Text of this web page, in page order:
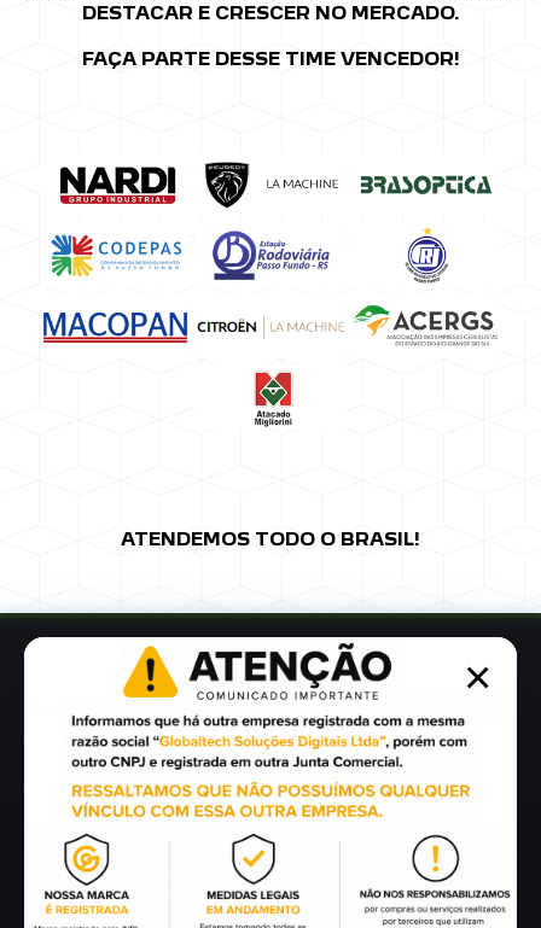
DESTACAR E CRESCER NO MERCADO.
FAÇA PARTE DESSE TIME VENCEDOR!
ATENDEMOS TODO O BRASIL!
×
ONDE ESTAMOS
Rua Saul Irineu Farina nº.22
Bosque Lucas Araújo
Passo Fundo - RS
Ver mapa de localização
FALE CONOSCO
(54) 98116.0798